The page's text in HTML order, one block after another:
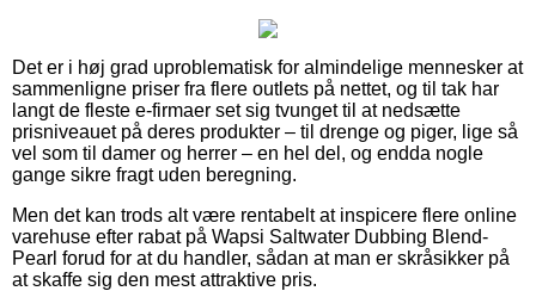
Det er i høj grad uproblematisk for almindelige mennesker at
sammenligne priser fra flere outlets på nettet, og til tak har
langt de fleste e-firmaer set sig tvunget til at nedsætte
prisniveauet på deres produkter – til drenge og piger, lige så
vel som til damer og herrer – en hel del, og endda nogle
gange sikre fragt uden beregning.
Men det kan trods alt være rentabelt at inspicere flere online
varehuse efter rabat på Wapsi Saltwater Dubbing Blend-
Pearl forud for at du handler, sådan at man er skråsikker på
at skaffe sig den mest attraktive pris.